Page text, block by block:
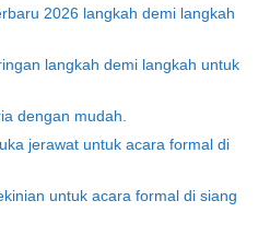
2026 langkah demi langkah
langkah demi langkah untuk
dengan mudah.
jerawat untuk acara formal di
untuk acara formal di siang